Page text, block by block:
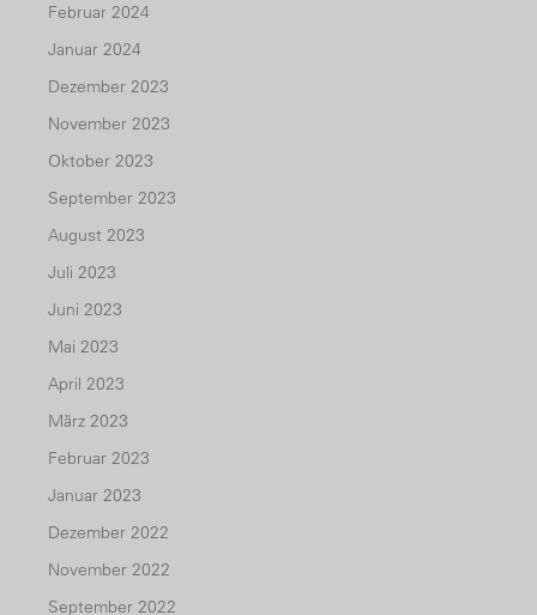
Februar 2024
Januar 2024
Dezember 2023
November 2023
Oktober 2023
September 2023
August 2023
Juli 2023
Juni 2023
Mai 2023
April 2023
März 2023
Februar 2023
Januar 2023
Dezember 2022
November 2022
September 2022